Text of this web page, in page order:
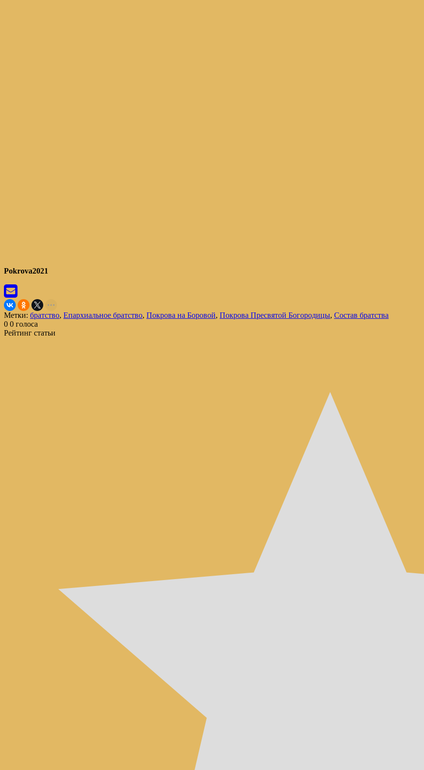
Pokrova2021
Метки: братство, Епархиальное братство, Покрова на Боровой, Покрова Пресвятой Богородицы, Состав братства
0 0 голоса
Рейтинг статьи